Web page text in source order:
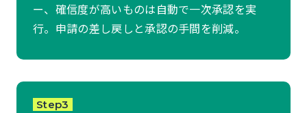
ー、確信度が高いものは自動で一次承認を実
行。申請の差し戻しと承認の手間を削減。
Step3